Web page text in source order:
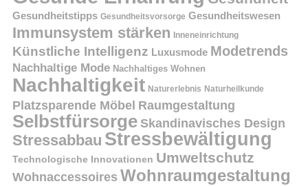
Gesundheitstipps Gesundheitsvorsorge Gesundheitswesen
Immunsystem stärken Inneneinrichtung
Künstliche Intelligenz Luxusmode Modetrends
Nachhaltige Mode Nachhaltiges Wohnen
Nachhaltigkeit Naturerlebnis Naturheilkunde
Platzsparende Möbel Raumgestaltung
Selbstfürsorge Skandinavisches Design
Stressabbau Stressbewältigung
Technologische Innovationen Umweltschutz
Wohnaccessoires Wohnraumgestaltung